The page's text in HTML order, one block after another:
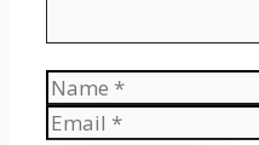
Name
Email